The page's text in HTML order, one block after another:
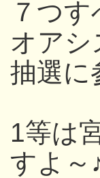
７つ
オアシ
抽選に
1等は
すよ～